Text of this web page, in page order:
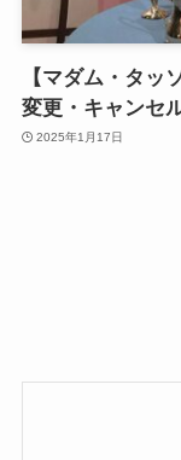
【マダム・タッ
変更・キャンセ
2025年1月17日